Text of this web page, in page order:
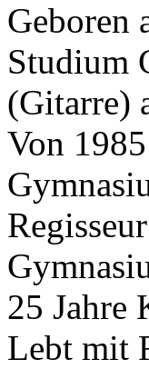
Geboren
Studium
(Gitarre)
Von
25 Jahre
Lebt mit